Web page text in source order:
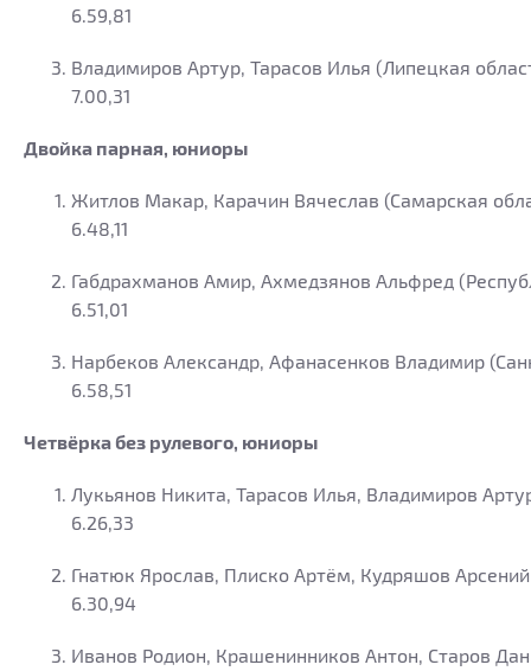
6.59,81
Владимиров Артур, Тарасов Илья (Липецкая
7.00,31
Двойка парная, юниоры
Житлов Макар, Карачин Вячеслав (Самарская
6.48,11
Габдрахманов Амир, Ахмедзянов Альфред
6.51,01
Нарбеков Александр, Афанасенков Владимир
6.58,51
Четвёрка без рулевого, юниоры
Лукьянов Никита, Тарасов Илья, Владимиров
6.26,33
Гнатюк Ярослав, Плиско Артём, Кудряшов
6.30,94
Иванов Родион, Крашенинников Антон, Старов